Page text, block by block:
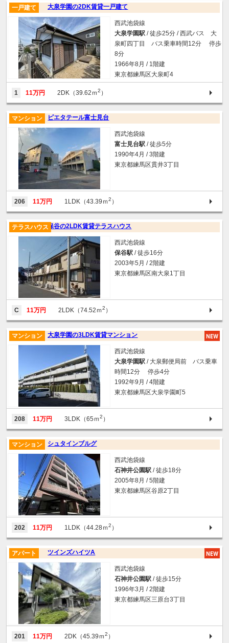
大泉学園の2DK賃貸一戸建て
一戸建て
西武池袋線
大泉学園駅 / 徒歩25分 / 西武バス 大
泉町四丁目 バス乗車時間12分 停歩
8分
1966年8月 / 1階建
東京都練馬区大泉町4
1 11万円 2DK（39.62ｍ2 ）
ピエタテール富士見台
マンション
西武池袋線
富士見台駅 / 徒歩5分
1990年4月 / 3階建
東京都練馬区貫井3丁目
206 11万円 1LDK（43.39ｍ2 ）
保谷の2LDK賃貸テラスハウス
テラスハウス
西武池袋線
保谷駅 / 徒歩16分
2003年5月 / 2階建
東京都練馬区南大泉1丁目
C 11万円 2LDK（74.52ｍ2 ）
大泉学園の3LDK賃貸マンション
マンション
西武池袋線
大泉学園駅 / 大泉郵便局前 バス乗車
時間12分 停歩4分
1992年9月 / 4階建
東京都練馬区大泉学園町5
208 11万円 3LDK（65ｍ2 ）
シュタインブルグ
マンション
西武池袋線
石神井公園駅 / 徒歩18分
2005年8月 / 5階建
東京都練馬区谷原2丁目
202 11万円 1LDK（44.28ｍ2 ）
ツインズハイツA
アパート
西武池袋線
石神井公園駅 / 徒歩15分
1996年3月 / 2階建
東京都練馬区三原台3丁目
201 11万円 2DK（45.39ｍ2 ）